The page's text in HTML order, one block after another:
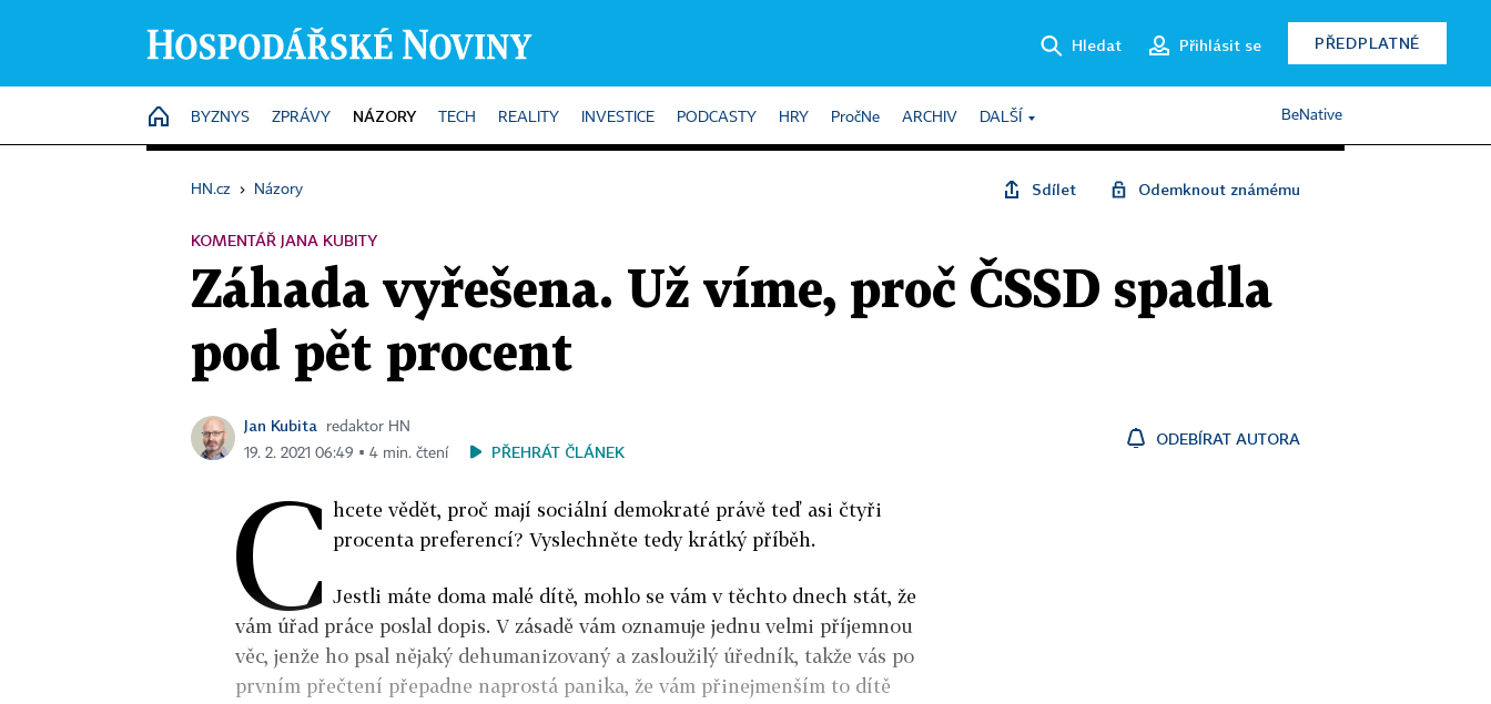
Hledat Přihlásit se PŘEDPLATNÉ
HOME
BYZNYS ZPRÁVY NÁZORY TECH REALITY INVESTICE PODCASTY HRY PročNe ARCHIV DALŠÍ BeNative
HN.cz › Názory Sdílet Odemknout známému
KOMENTÁŘ JANA KUBITY
Záhada vyřešena. Už víme, proč ČSSD spadla
pod pět procent
Jan Kubita
redaktor HN
19. 2. 2021 06:49 ▪ 4 min. čtení
PŘEHRÁT ČLÁNEK
ODEBÍRAT AUTORA
C hcete vědět, proč mají sociální demokraté právě teď asi čtyři
procenta preferencí? Vyslechněte tedy krátký příběh.
Jestli máte doma malé dítě, mohlo se vám v těchto dnech stát, že
vám úřad práce poslal dopis. V zásadě vám oznamuje jednu velmi příjemnou
věc, jenže ho psal nějaký dehumanizovaný a zasloužilý úředník, takže vás po
prvním přečtení přepadne naprostá panika, že vám přinejmenším to dítě